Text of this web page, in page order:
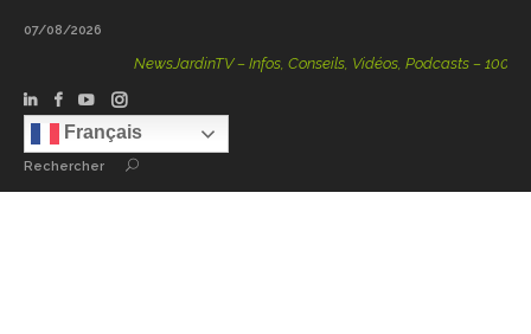
07/08/2026
NewsJardinTV – Infos, Conseils, Vidéos, Podcasts – 100 %
Français
Rechercher